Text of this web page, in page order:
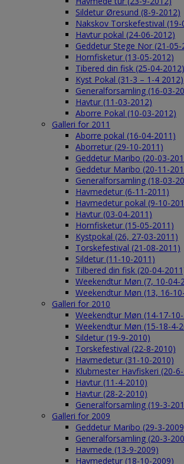
Sildetur Øresund (8-9-2012)
Nakskov Torskefestival (19-
Havtur pokal (24-06-2012)
Geddetur Stege Nor (21-05-
Hornfisketur (13-05-2012)
Tibered din fisk (25-04-2012)
Kyst Pokal (31-3 – 1-4 2012)
Generalforsamling (16-03-
Havtur (11-03-2012)
Aborre Pokal (10-03-2012)
Galleri for 2011
Aborre pokal (16-04-2011)
Aborretur (29-10-2011)
Geddetur Maribo (20-03-
Geddetur Maribo (20-11-
Generalforsamling (18-03-
Havmedetur (6-11-2011)
Havmedetur pokal (9-10-
Havtur (03-04-2011)
Hornfisketur (15-05-2011)
Kystpokal (26, 27-03-2011)
Torskefestival (21-08-2011)
Sildetur (11-10-2011)
Tilbered din fisk (20-04-
Weekendtur Møn (7, 10-04-
Weekendtur Møn (13, 16-
Galleri for 2010
Weekendtur Møn (14-17-
Weekendtur Møn (15-18-4-
Sildetur (19-9-2010)
Torskefestival (22-8-2010)
Havmedetur (31-10-2010)
Klubmester Havfiskeri (20-
Havtur (11-4-2010)
Havtur (28-2-2010)
Generalforsamling (19-3-
Galleri for 2009
Geddetur Maribo (29-3-
Generalforsamling (20-3-
Havmede (13-9-2009)
Havmedetur (18-10-2009)